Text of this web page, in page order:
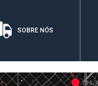
SOBRE NÓS